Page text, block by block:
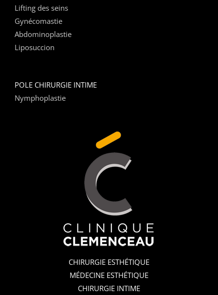
Lifting des seins
Gynécomastie
Abdominoplastie
Liposuccion
POLE CHIRURGIE INTIME
Nymphoplastie
CHIRURGIE ESTHÉTIQUE
MÉDECINE ESTHÉTIQUE
CHIRURGIE INTIME